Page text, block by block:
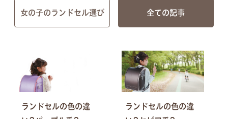
女の子のランドセル選び 全ての記事
ランドセルの色の違
ランドセルの色の違